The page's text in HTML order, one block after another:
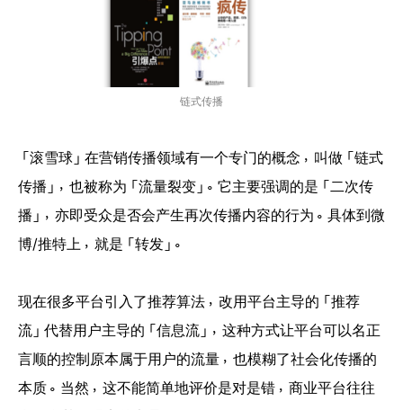
链式传播
「滚雪球」在营销传播领域有一个专门的概念，叫做「链式
传播」，也被称为「流量裂变」。它主要强调的是「二次传
播」，亦即受众是否会产生再次传播内容的行为。具体到微
博/推特上，就是「转发」。
现在很多平台引入了推荐算法，改用平台主导的「推荐
流」代替用户主导的「信息流」，这种方式让平台可以名正
言顺的控制原本属于用户的流量，也模糊了社会化传播的
本质。当然，这不能简单地评价是对是错，商业平台往往